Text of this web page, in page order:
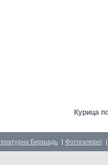
Курица
Бершадь | Фотогалереї